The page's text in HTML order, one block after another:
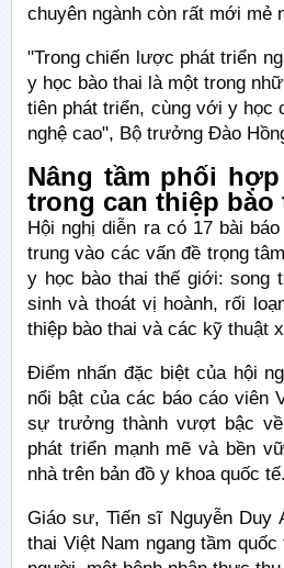
chuyên ngành còn rất mới mẻ
"Trong chiến lược phát triển
y học bào thai là một trong
tiên phát triển, cùng với y học
nghệ cao", Bộ trưởng Đào
Nâng tầm phối
trong can thiệp bào
Hội nghị diễn ra có 17 bài
trung vào các vấn đề trọng
y học bào thai thế giới: song
sinh và thoát vị hoành, rối
thiệp bào thai và các kỹ thuật
Điểm nhấn đặc biệt của hội
nổi bật của các báo cáo viên
sự trưởng thành vượt bậc
phát triển mạnh mẽ và bền
nhà trên bản đồ y khoa quốc tế.
Giáo sư, Tiến sĩ Nguyễn Duy
thai Việt Nam ngang tầm